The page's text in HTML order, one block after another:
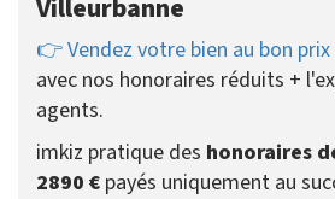
Villeurbanne
👉 Vendez votre bien au bon prix
avec nos honoraires réduits +
agents.
imkiz pratique des honoraires
2890 € payés uniquement au